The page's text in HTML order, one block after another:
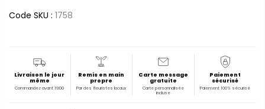
Code SKU : 1758
Livraison le jour
même
Commandez avant 19:00
Remis en main
propre
Par des fleuristes locaux
Carte message
gratuite
Carte personnalisée
incluse
Paiement
sécurisé
Paiement 100% sécurisé